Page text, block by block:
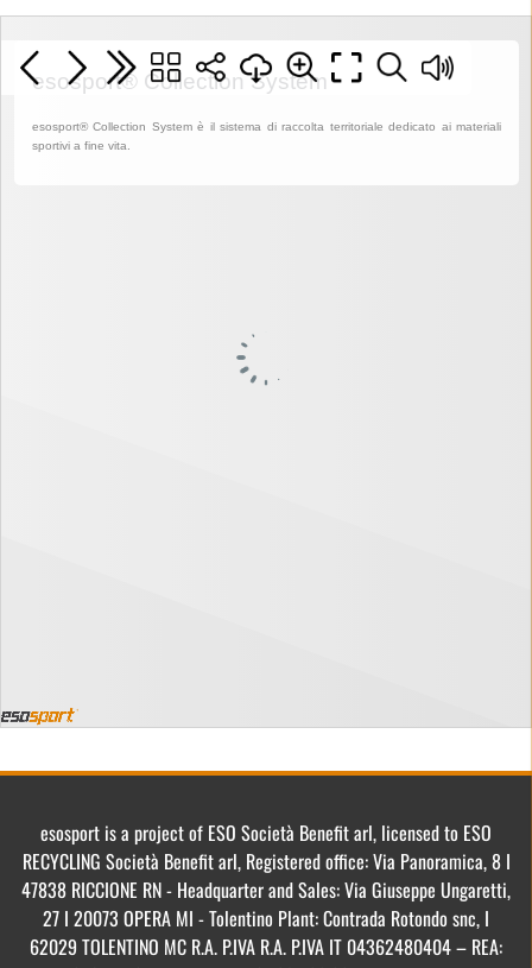
esosport is a project of ESO Società Benefit arl, licensed to ESO
RECYCLING Società Benefit arl, Registered office: Via Panoramica, 8 I
47838 RICCIONE RN - Headquarter and Sales: Via Giuseppe Ungaretti,
27 I 20073 OPERA MI - Tolentino Plant: Contrada Rotondo snc, I
62029 TOLENTINO MC R.A. P.IVA R.A. P.IVA IT 04362480404 – REA: